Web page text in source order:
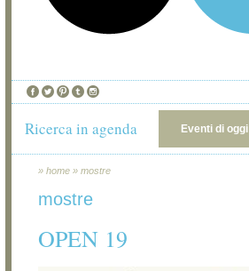
Ricerca in agenda Eventi di oggi
» home » mostre
mostre
OPEN 19